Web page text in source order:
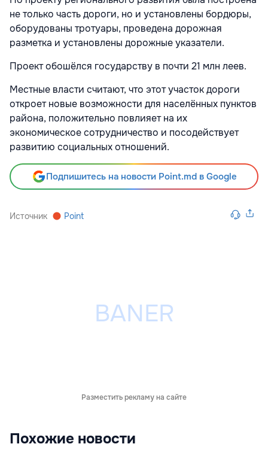
не только часть дороги, но и установлены бордюры,
оборудованы тротуары, проведена дорожная
разметка и установлены дорожные указатели.
Проект обошёлся государству в почти 21 млн леев.
Местные власти считают, что этот участок дороги
откроет новые возможности для населённых пунктов
района, положительно повлияет на их
экономическое сотрудничество и посодействует
развитию социальных отношений.
Подпишитесь на новости Point.md в Google
Источник Point
Разместить рекламу на сайте
Похожие новости